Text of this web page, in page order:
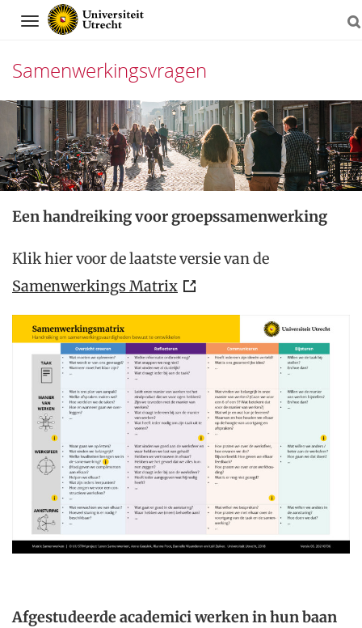
Navigation
Samenwerkingsvragen
Direct
naar
het
inhoud
Een handreiking voor groepssamenwerking
Klik hier voor de laatste versie van de
Samenwerkings Matrix
Afgestudeerde academici werken in hun baan